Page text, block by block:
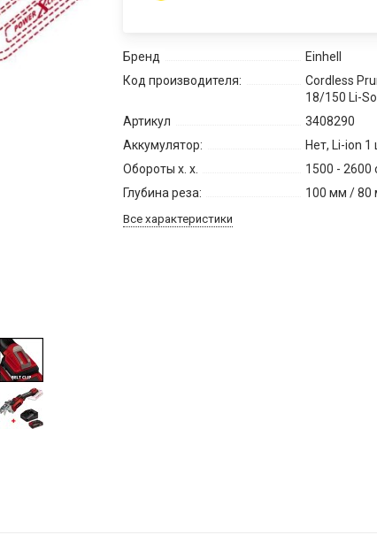
Бренд
Einhell
Код производителя:
Cordless
18/150 Li-
Артикул
3408290
Аккумулятор:
Нет, Li-ion 1
Обороты х. х.
1500 - 2600
Глубина реза:
100 мм / 80
Все характеристики